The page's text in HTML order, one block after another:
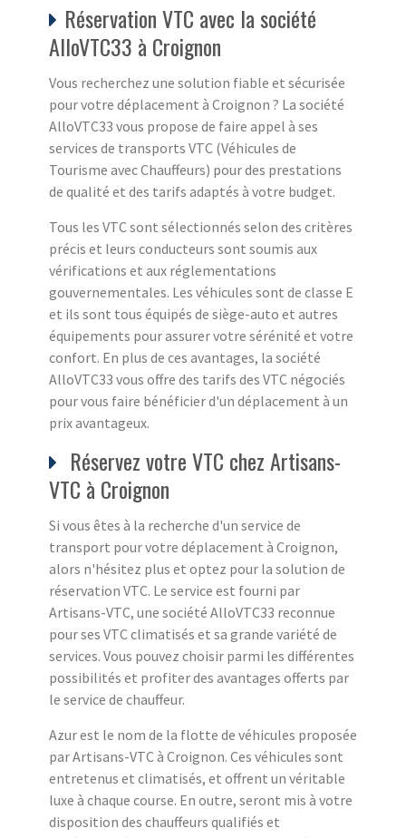
Réservation VTC avec la société
AlloVTC33 à Croignon
Vous recherchez une solution fiable et sécurisée
pour votre déplacement à Croignon ? La société
AlloVTC33 vous propose de faire appel à ses
services de transports VTC (Véhicules de
Tourisme avec Chauffeurs) pour des prestations
de qualité et des tarifs adaptés à votre budget.
Tous les VTC sont sélectionnés selon des critères
précis et leurs conducteurs sont soumis aux
vérifications et aux réglementations
gouvernementales. Les véhicules sont de classe E
et ils sont tous équipés de siège-auto et autres
équipements pour assurer votre sérénité et votre
confort. En plus de ces avantages, la société
AlloVTC33 vous offre des tarifs des VTC négociés
pour vous faire bénéficier d'un déplacement à un
prix avantageux.
Réservez votre VTC chez Artisans-
VTC à Croignon
Si vous êtes à la recherche d'un service de
transport pour votre déplacement à Croignon,
alors n'hésitez plus et optez pour la solution de
réservation VTC. Le service est fourni par
Artisans-VTC, une société AlloVTC33 reconnue
pour ses VTC climatisés et sa grande variété de
services. Vous pouvez choisir parmi les différentes
possibilités et profiter des avantages offerts par
le service de chauffeur.
Azur est le nom de la flotte de véhicules proposée
par Artisans-VTC à Croignon. Ces véhicules sont
entretenus et climatisés, et offrent un véritable
luxe à chaque course. En outre, seront mis à votre
disposition des chauffeurs qualifiés et